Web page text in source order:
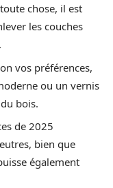
chose, il est
les couches
vos préférences,
ou un vernis
bois.
de 2025
bien que
également